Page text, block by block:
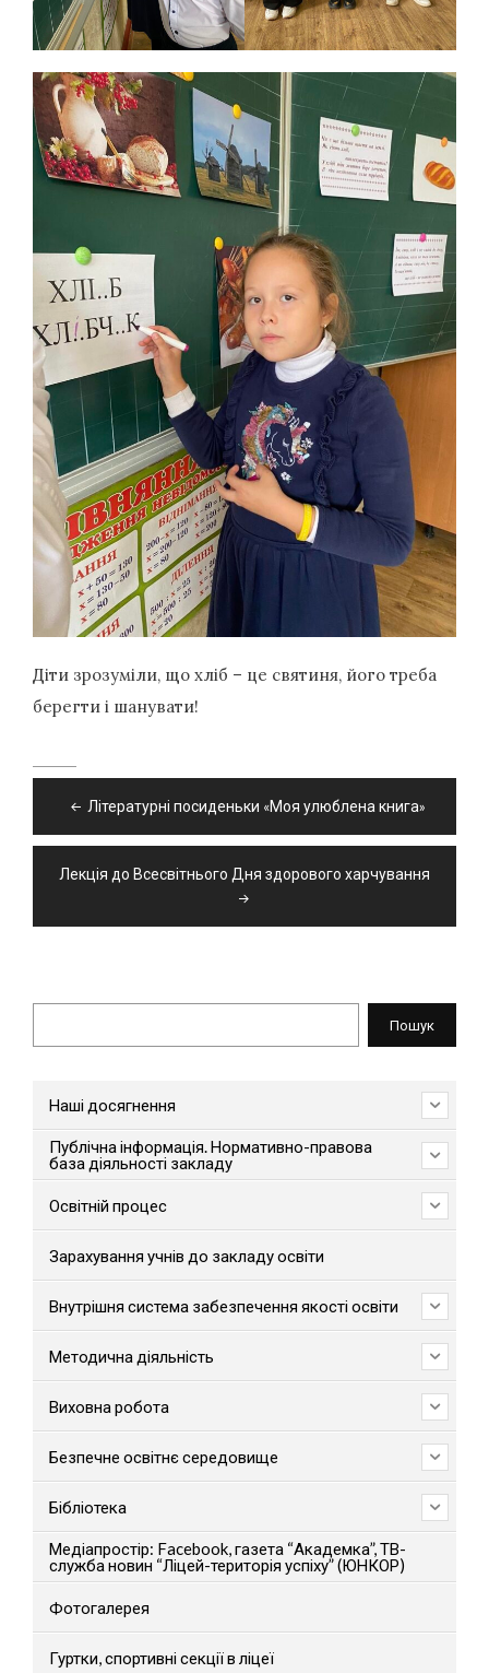
Діти зрозуміли, що хліб – це святиня, його треба
берегти і шанувати!
записівЛітературні посиденьки «Моя улюблена книга»
Лекція до Всесвітнього Дня здорового харчування
Пошук
Наші досягнення
Публічна інформація. Нормативно-правова
база діяльності закладу
Освітній процес
Зарахування учнів до закладу освіти
Внутрішня система забезпечення якості освіти
Методична діяльність
Виховна робота
Безпечне освітнє середовище
Бібліотека
Медіапростір: Facebook, газета “Академка”, ТВ-
служба новин “Ліцей-територія успіху” (ЮНКОР)
Фотогалерея
Гуртки, спортивні секції в ліцеї